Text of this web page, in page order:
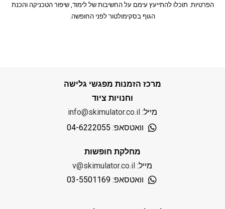
הפרטיות. תוכלו להתייעץ עימם על החשיבות של לימוד, שיפור הטכניקה והכנת
הגוף בסקימולטור לפני החופשה.
מרכז הזמנות מפגשי גלישה
וחנויות ציוד
מייל:info@skimulator.co.il
וואטסאפ: 04-6222055
מחלקת חופשות
מייל: v@skimulator.co.il
וואטסאפ: 03-5501169